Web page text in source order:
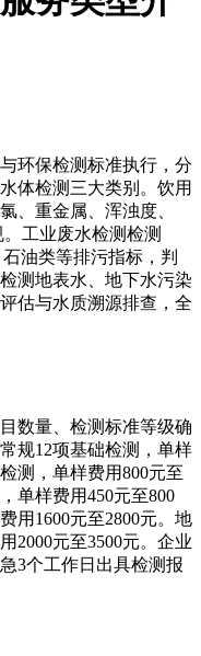
环保检测标准执行，分
体检测三大类别。饮用
、重金属、浑浊度、
工业废水检测检测
油类等排污指标，判
测地表水、地下水污染
估与水质溯源排查，全
数量、检测标准等级确
规12项基础检测，单样
测，单样费用800元至
单样费用450元至800
用1600元至2800元。地
2000元至3500元。企业
3个工作日出具检测报